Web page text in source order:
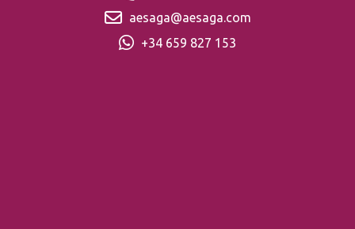
aesaga@aesaga.com
+34 659 827 153